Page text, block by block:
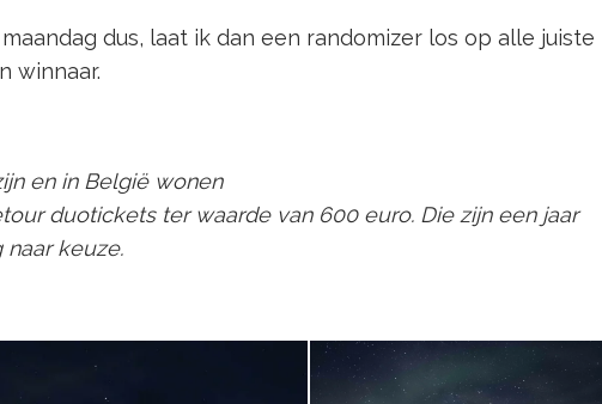
dus, laat ik dan een randomizer los op alle juiste
winnaar.
en in België wonen
duotickets ter waarde van 600 euro. Die zijn een jaar
keuze.